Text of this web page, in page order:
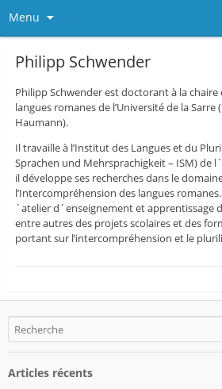
Menu
Philipp Schwender
Philipp Schwender est doctorant à la
langues romanes de l’Université de la Sarre
Haumann).
Il travaille à l’Institut des Langues et du
Sprachen und Mehrsprachigkeit – ISM) de
il développe ses recherches dans le
l’Intercompréhension des langues
´atelier d´enseignement et apprentissage
entre autres des projets scolaires et des
portant sur l’intercompréhension et le
Articles récents